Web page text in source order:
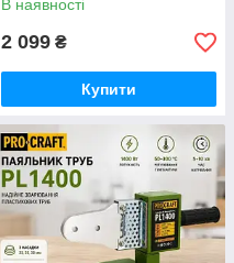
насадки 20-63 мм, кейс,
ножиці та аксесуари
В наявності
2 099 ₴
Купити